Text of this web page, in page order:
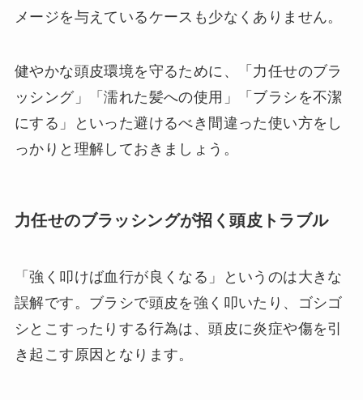
メージを与えているケースも少なくありません。
健やかな頭皮環境を守るために、「力任せのブラ
ッシング」「濡れた髪への使用」「ブラシを不潔
にする」といった避けるべき間違った使い方をし
っかりと理解しておきましょう。
力任せのブラッシングが招く頭皮トラブル
「強く叩けば血行が良くなる」というのは大きな
誤解です。ブラシで頭皮を強く叩いたり、ゴシゴ
シとこすったりする行為は、頭皮に炎症や傷を引
き起こす原因となります。